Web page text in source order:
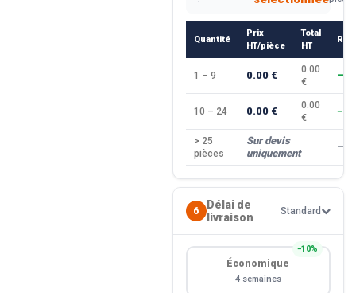
Quantité
Prix
HT/pièce
Total
HT
1 – 9 0.00 €
0.00
€
—
10 – 24 0.00 €
0.00
€
> 25
pièces
Sur devis
uniquement
—
6
Délai de
livraison
Standard
−10%
Économique
4 semaines